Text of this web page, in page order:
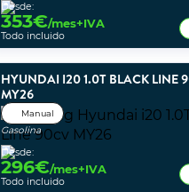
Desde:
353€/mes+IVA
Todo incluido
HYUNDAI I20 1.0T BLACK LINE
MY26
Manual
Gasolina
Desde:
296€/mes+IVA
Todo incluido